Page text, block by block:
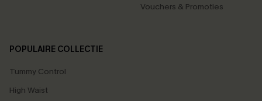
Vouchers & Promoties
POPULAIRE COLLECTIE
Tummy Control
High Waist